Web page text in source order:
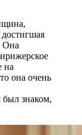
Она
на
она очень
знаком,